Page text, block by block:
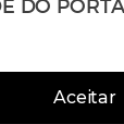
Aceitar